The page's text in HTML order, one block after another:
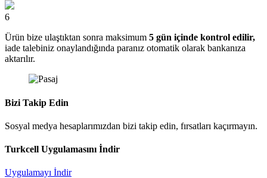
6
Ürün bize ulaştıktan sonra maksimum 5 gün içinde kontrol edilir,
iade talebiniz onaylandığında paranız otomatik olarak bankanıza
aktarılır.
Bizi Takip Edin
Sosyal medya hesaplarımızdan bizi takip edin, fırsatları kaçırmayın.
Turkcell Uygulamasını İndir
Uygulamayı İndir